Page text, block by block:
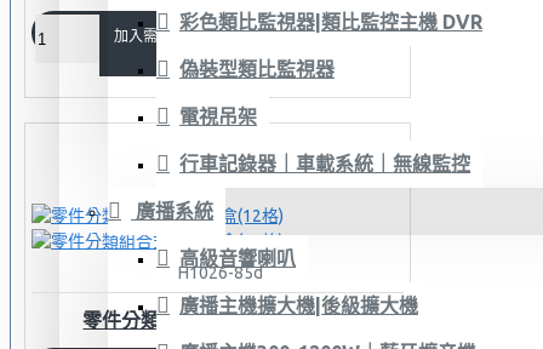
彩色類比監視器|類比監控主機 DVR
偽裝型類比監視器
電視吊架
行車記錄器｜車載系統｜無線監控
廣播系統
高級音響喇叭
廣播主機擴大機|後級擴大機
加入需求單
H1026-85d
零件分類組合式收納提盒(12格)